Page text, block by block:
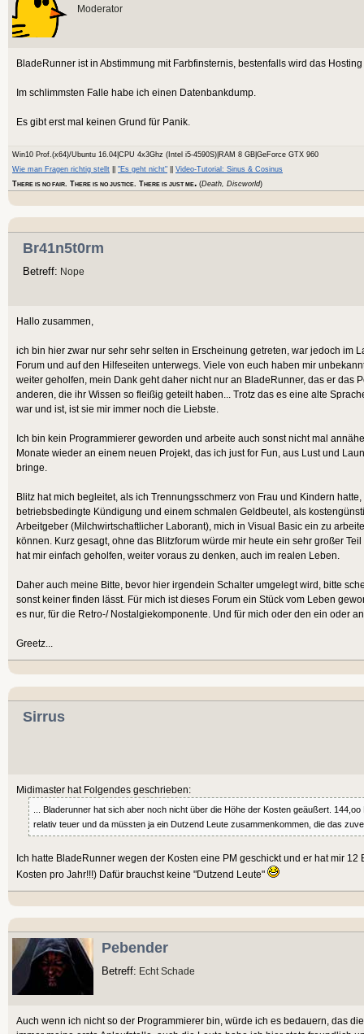
Moderator
BladeRunner ist in Abstimmung mit Farbfinsternis, bestenfalls wird das
Im schlimmsten Falle habe ich einen Datenbankdump.
Es gibt erst mal keinen Grund für Panik.
Win10 Prof.(x64)/Ubuntu 16.04|CPU 4x3Ghz (Intel i5-4590S)|RAM 8 GB|GeForce GTX 960
Wie man Fragen richtig stellt
"Es geht nicht"
Video-Tutorial: Sinus & Cosinus
THERE IS NO FAIR. THERE IS NO JUSTICE. THERE IS JUST ME. (Death, Discworld)
Br41n5t0rm
Betreff: Nope
Hallo zusammen,
ich bin hier zwar nur sehr sehr selten in Erscheinung getreten, war jedoch im
Forum und auf den Hilfeseiten unterwegs. Viele von euch haben mir
weiter geholfen, mein Dank geht daher nicht nur an BladeRunner, das er das
anderen, die ihr Wissen so fleißig geteilt haben... Trotz das es eine alte
war und ist, ist sie mir immer noch die Liebste.
Ich bin kein Programmierer geworden und arbeite auch sonst nicht mal
Monate wieder an einem neuen Projekt, das ich just for Fun, aus Lust und
bringe.
Blitz hat mich begleitet, als ich Trennungsschmerz von Frau und Kindern
betriebsbedingte Kündigung und einem schmalen Geldbeutel, als
Arbeitgeber (Milchwirtschaftlicher Laborant), mich in Visual Basic ein zu
können. Kurz gesagt, ohne das Blitzforum würde mir heute ein sehr großer
hat mir einfach geholfen, weiter voraus zu denken, auch im realen Leben.
Daher auch meine Bitte, bevor hier irgendein Schalter umgelegt wird, bitte
sonst keiner finden lässt. Für mich ist dieses Forum ein Stück vom Leben
es nur, für die Retro-/ Nostalgiekomponente. Und für mich oder den ein oder
Greetz...
Sirrus
Midimaster hat Folgendes geschrieben:
... Bladerunner hat sich aber noch nicht über die Höhe der Kosten geäußert.
relativ teuer und da müssten ja ein Dutzend Leute zusammenkommen, die das
Ich hatte BladeRunner wegen der Kosten eine PM geschickt und er hat mir
Kosten pro Jahr!!!) Dafür brauchst keine "Dutzend Leute"
Pebender
Betreff: Echt Schade
Auch wenn ich nicht so der Programmierer bin, würde ich es bedauern, das